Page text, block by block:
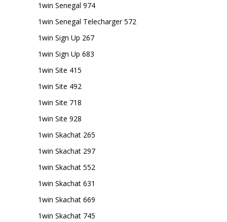
1win Senegal 974
1win Senegal Telecharger 572
1win Sign Up 267
1win Sign Up 683
1win Site 415
1win Site 492
1win Site 718
1win Site 928
1win Skachat 265
1win Skachat 297
1win Skachat 552
1win Skachat 631
1win Skachat 669
1win Skachat 745